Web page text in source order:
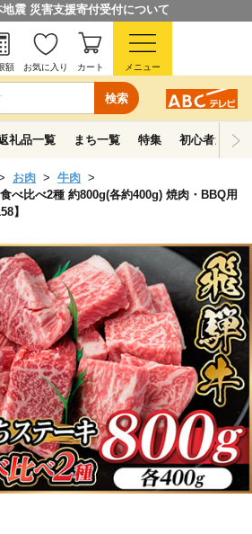
震 災害支援寄付受付について
検索
額 お気に入り カート メニュー
礼品一覧 まち一覧 特集 初心者ガイド
お肉
牛肉
べ比べ2種 約800g(各約400g) 焼肉・BBQ用
】